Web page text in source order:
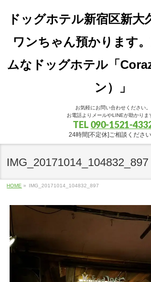
ドッグホテル新宿区新大
ワンちゃん預かります
ムなドッグホテル「
ン）」
お気軽にお問い合わせください。
お電話よりメールやLINEが助かりま
TEL 090-1521-
24時間[不定休]ご相談ください
IMG_20171014_104832_897
HOME » IMG_20171014_104832_897